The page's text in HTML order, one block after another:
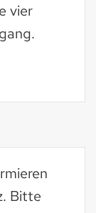
vier
Bitte